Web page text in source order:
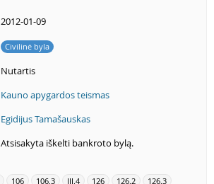
2012-01-09
Civilinė byla
Nutartis
Kauno apygardos teismas
Egidijus Tamašauskas
Atsisakyta iškelti bankroto bylą.
106 106.3 III.4 126 126.2 126.3